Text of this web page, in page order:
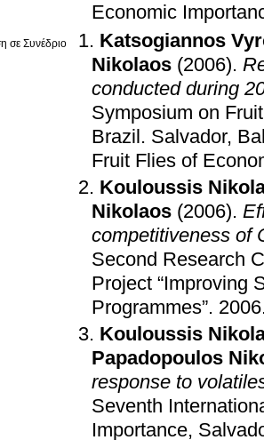
Economic
σε Συνέδριο
Katsogiannos
Nikolaos (2006).
conducted during
Symposium on
Brazil . Salvador,
Fruit Flies of
Kouloussis
Nikolaos (2006).
competitiveness of
Second Research
Project “Improving
Programmes”. 2006
Kouloussis
Papadopoulos
response to
Seventh
Importance,